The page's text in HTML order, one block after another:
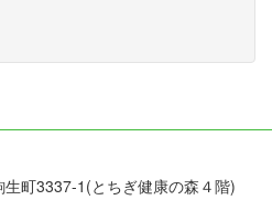
町3337-1(とちぎ健康の森４階)